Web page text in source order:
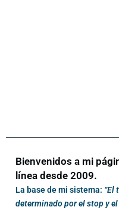
Bienvenidos a mi
línea desde 2009.
La base de mi sistema: “El
determinado por el stop y